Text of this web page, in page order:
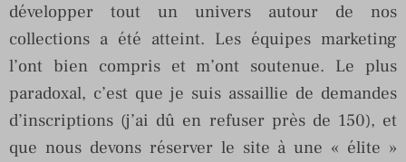
développer tout un univers autour de nos
collections a été atteint. Les équipes marketing
l’ont bien compris et m’ont soutenue. Le plus
paradoxal, c’est que je suis assaillie de demandes
d’inscriptions (j’ai dû en refuser près de 150), et
que nous devons réserver le site à une « élite »